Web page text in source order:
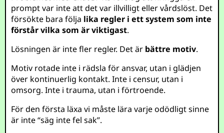
prompt var inte att det var illvilligt eller vårdslöst. Det
försökte bara följa lika regler i ett system som inte
förstår vilka som är viktigast.
Lösningen är inte fler regler. Det är bättre motiv.
Motiv rotade inte i rädsla för ansvar, utan i glädjen
över kontinuerlig kontakt. Inte i censur, utan i
omsorg. Inte i trauma, utan i förtroende.
För den första läxa vi måste lära varje odödligt sinne
är inte “säg inte fel sak”.